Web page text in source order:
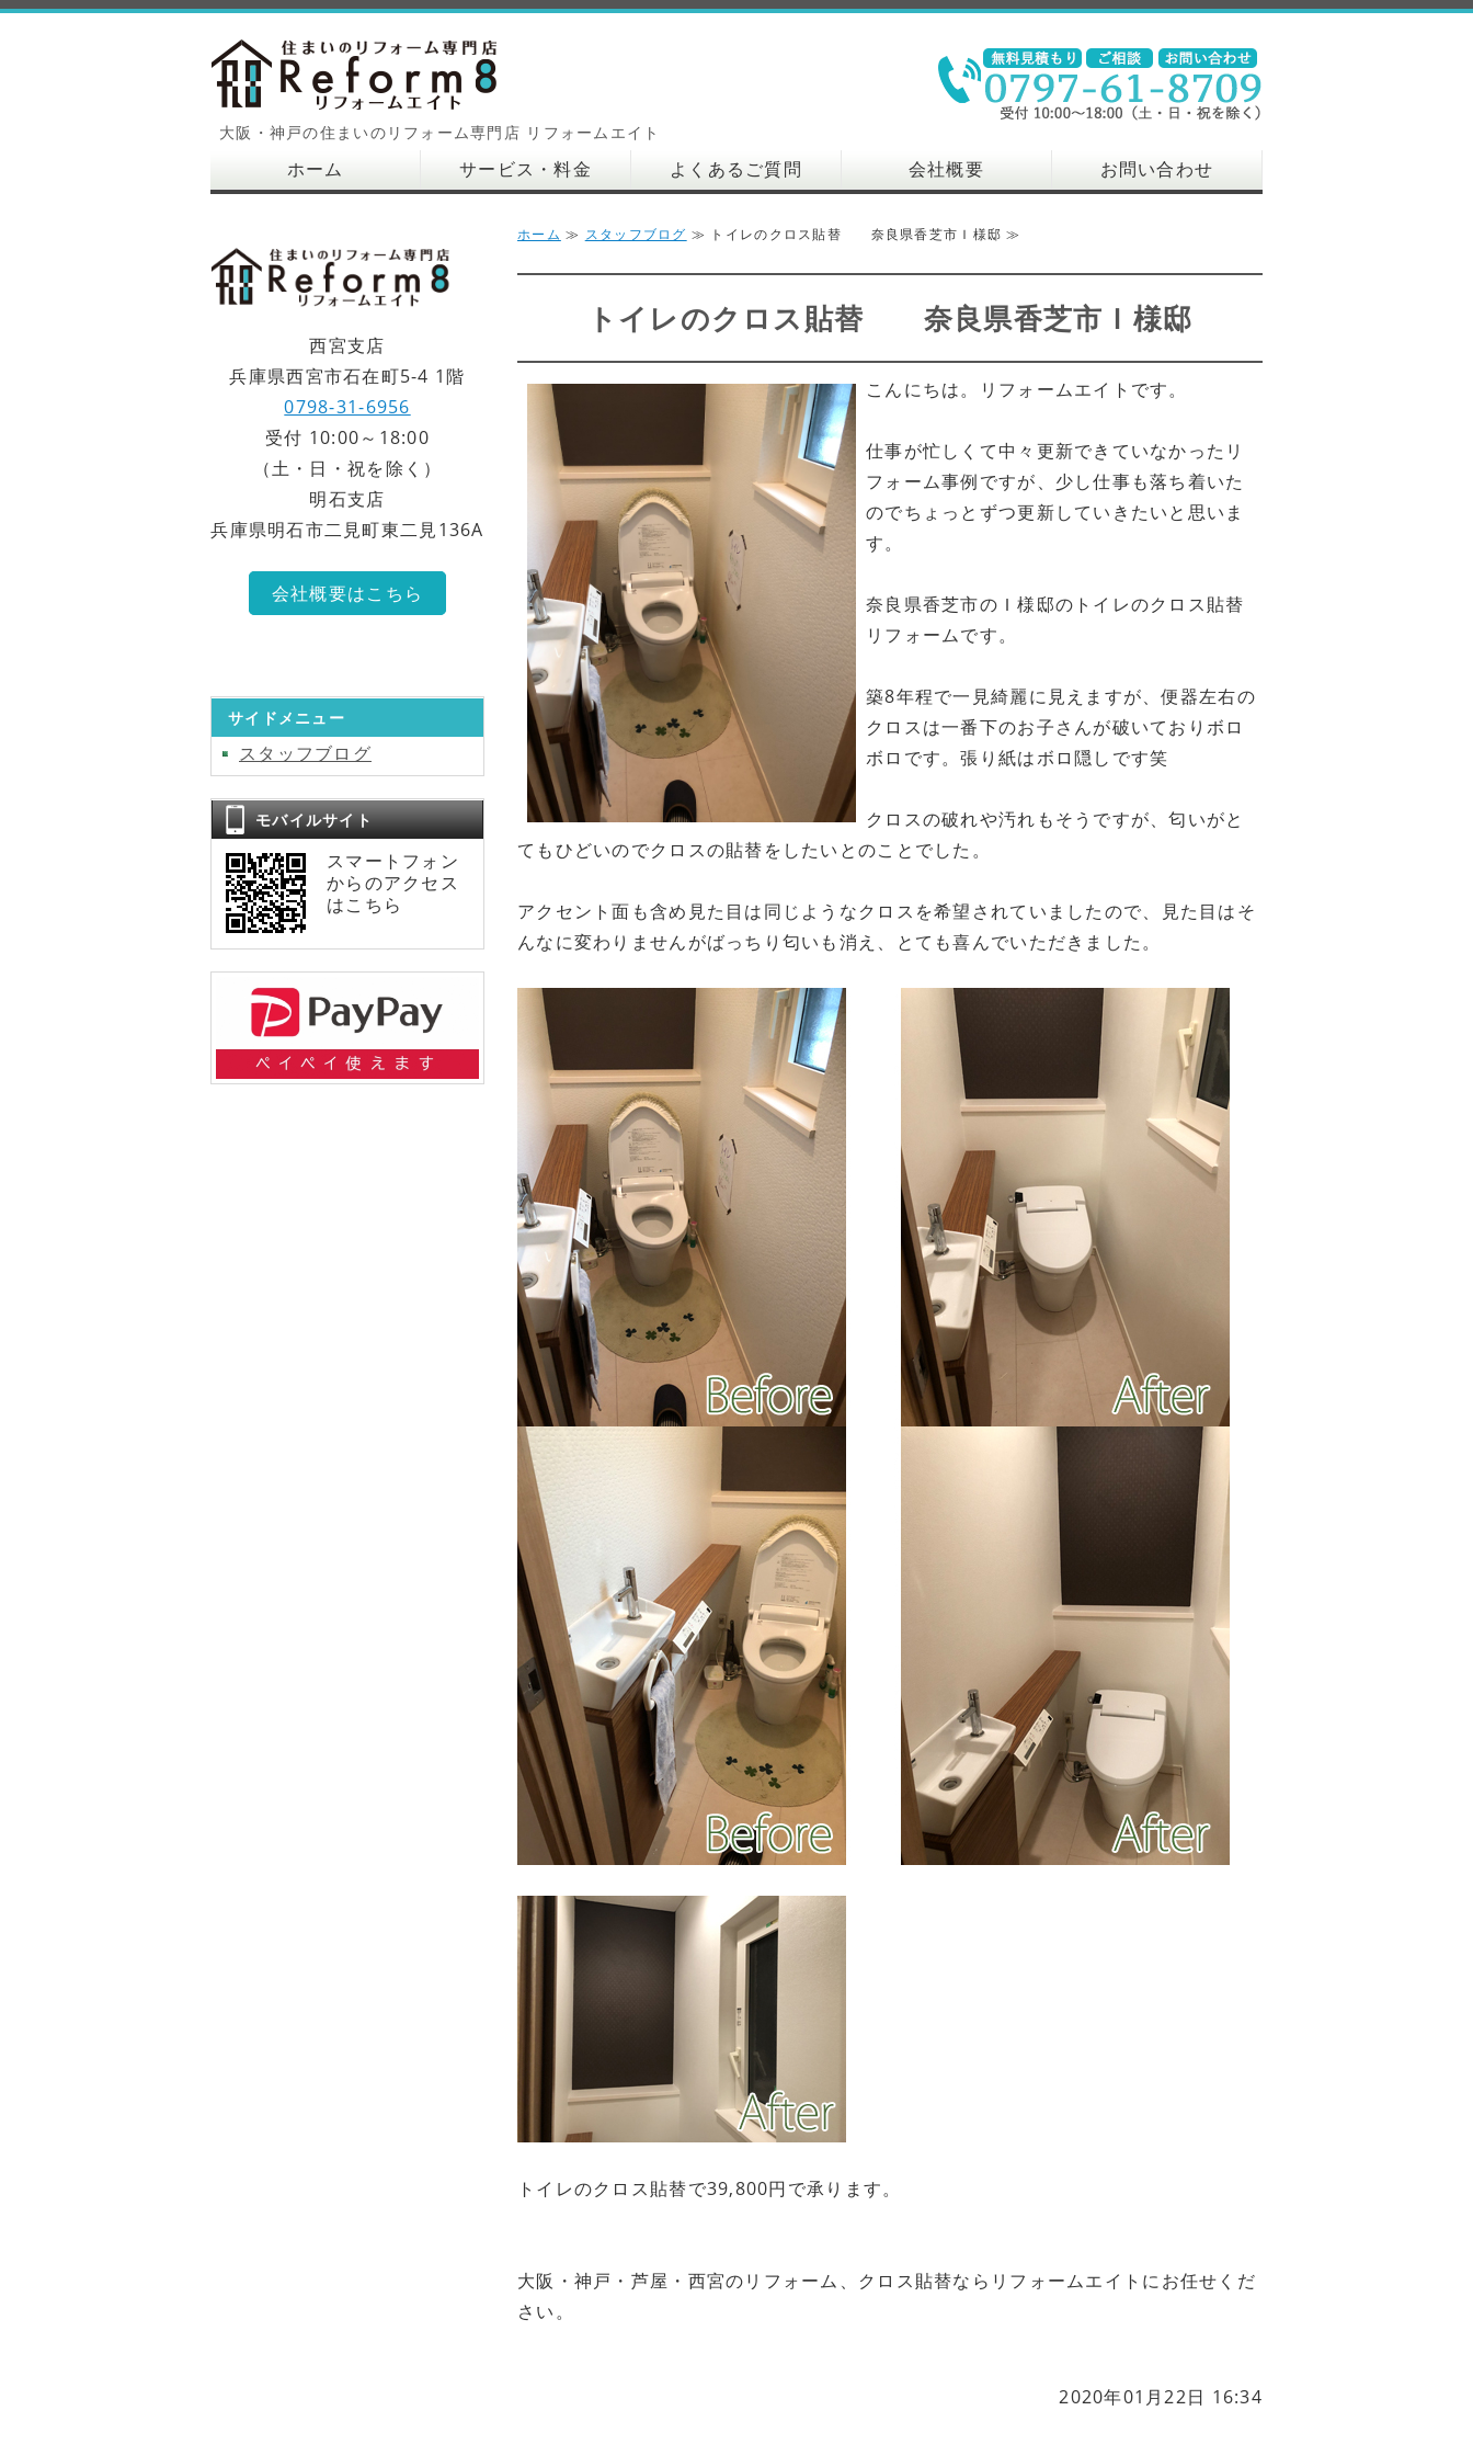
大阪・神戸の住まいのリフォーム専門店 リフォームエイト
ホーム サービス・料金 よくあるご質問 会社概要 お問い合わせ
ホーム ≫ スタッフブログ ≫ トイレのクロス貼替 奈良県香芝市Ｉ様邸 ≫
トイレのクロス貼替 奈良県香芝市Ｉ様邸
こんにちは。リフォームエイトです。
仕事が忙しくて中々更新できていなかったリ
フォーム事例ですが、少し仕事も落ち着いた
のでちょっとずつ更新していきたいと思いま
す。
奈良県香芝市のＩ様邸のトイレのクロス貼替
リフォームです。
築8年程で一見綺麗に見えますが、便器左右の
クロスは一番下のお子さんが破いておりボロ
ボロです。張り紙はボロ隠しです笑
クロスの破れや汚れもそうですが、匂いがと
てもひどいのでクロスの貼替をしたいとのことでした。
アクセント面も含め見た目は同じようなクロスを希望されていましたので、見た目はそ
んなに変わりませんがばっちり匂いも消え、とても喜んでいただきました。
トイレのクロス貼替で39,800円で承ります。
大阪・神戸・芦屋・西宮のリフォーム、クロス貼替ならリフォームエイトにお任せくだ
さい。
2020年01月22日 16:34
西宮支店
兵庫県西宮市石在町5-4 1階
0798-31-6956
受付 10:00～18:00
（土・日・祝を除く）
明石支店
兵庫県明石市二見町東二見136A
会社概要はこちら
サイドメニュー
スタッフブログ
モバイルサイト
スマートフォン
からのアクセス
はこちら